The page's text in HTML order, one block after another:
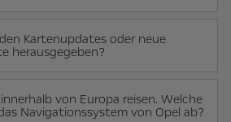
Kartenupdates oder neue
herausgegeben?
von Europa reisen. Welche
Navigationssystem von Opel ab?